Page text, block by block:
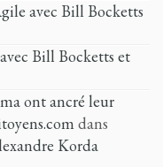
avec Bill Bocketts
Bill Bocketts et
ont ancré leur
dans
Korda